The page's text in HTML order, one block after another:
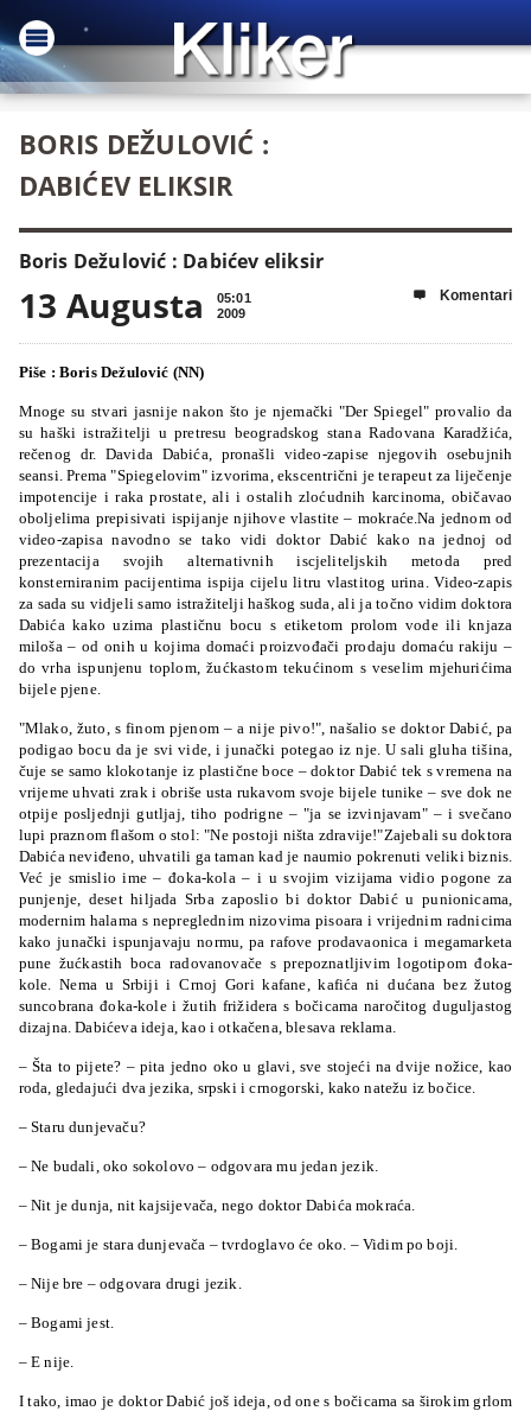
BORIS DEŽULOVIĆ :
DABIĆEV ELIKSIR
Boris Dežulović : Dabićev eliksir
13 Augusta
05:01
2009
 Komentari
Piše : Boris Dežulović (NN)
Mnoge su stvari jasnije nakon što je njemački "Der Spiegel" provalio da
su haški istražitelji u pretresu beogradskog stana Radovana Karadžića,
rečenog dr. Davida Dabića, pronašli video-zapise njegovih osebujnih
seansi. Prema "Spiegelovim" izvorima, ekscentrični je terapeut za liječenje
impotencije i raka prostate, ali i ostalih zloćudnih karcinoma, običavao
oboljelima prepisivati ispijanje njihove vlastite – mokraće.Na jednom od
video-zapisa navodno se tako vidi doktor Dabić kako na jednoj od
prezentacija svojih alternativnih iscjeliteljskih metoda pred
konsterniranim pacijentima ispija cijelu litru vlastitog urina. Video-zapis
za sada su vidjeli samo istražitelji haškog suda, ali ja točno vidim doktora
Dabića kako uzima plastičnu bocu s etiketom prolom vode ili knjaza
miloša – od onih u kojima domaći proizvođači prodaju domaću rakiju –
do vrha ispunjenu toplom, žućkastom tekućinom s veselim mjehurićima
bijele pjene.
"Mlako, žuto, s finom pjenom – a nije pivo!", našalio se doktor Dabić, pa
podigao bocu da je svi vide, i junački potegao iz nje. U sali gluha tišina,
čuje se samo klokotanje iz plastične boce – doktor Dabić tek s vremena na
vrijeme uhvati zrak i obriše usta rukavom svoje bijele tunike – sve dok ne
otpije posljednji gutljaj, tiho podrigne – "ja se izvinjavam" – i svečano
lupi praznom flašom o stol: "Ne postoji ništa zdravije!"Zajebali su doktora
Dabića neviđeno, uhvatili ga taman kad je naumio pokrenuti veliki biznis.
Već je smislio ime – đoka-kola – i u svojim vizijama vidio pogone za
punjenje, deset hiljada Srba zaposlio bi doktor Dabić u punionicama,
modernim halama s nepreglednim nizovima pisoara i vrijednim radnicima
kako junački ispunjavaju normu, pa rafove prodavaonica i megamarketa
pune žućkastih boca radovanovače s prepoznatljivim logotipom đoka-
kole. Nema u Srbiji i Crnoj Gori kafane, kafića ni dućana bez žutog
suncobrana đoka-kole i žutih frižidera s bočicama naročitog duguljastog
dizajna. Dabićeva ideja, kao i otkačena, blesava reklama.
– Šta to pijete? – pita jedno oko u glavi, sve stojeći na dvije nožice, kao
roda, gledajući dva jezika, srpski i crnogorski, kako natežu iz bočice.
– Staru dunjevaču?
– Ne budali, oko sokolovo – odgovara mu jedan jezik.
– Nit je dunja, nit kajsijevača, nego doktor Dabića mokraća.
– Bogami je stara dunjevača – tvrdoglavo će oko. – Vidim po boji.
– Nije bre – odgovara drugi jezik.
– Bogami jest.
– E nije.
I tako, imao je doktor Dabić još ideja, od one s bočicama sa širokim grlom